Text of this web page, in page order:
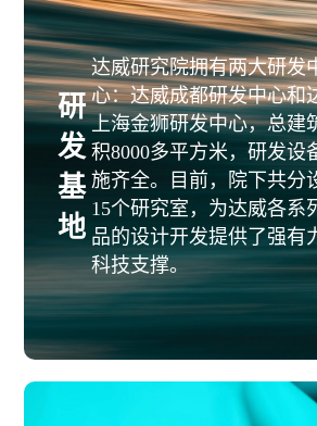
研
发
基
地
达威研究院拥有两大研发
心：达威成都研发中心和
上海金狮研发中心，总建
积8000多平方米，研发设
施齐全。目前，院下共分
15个研究室，为达威各系
品的设计开发提供了强有
科技支撑。